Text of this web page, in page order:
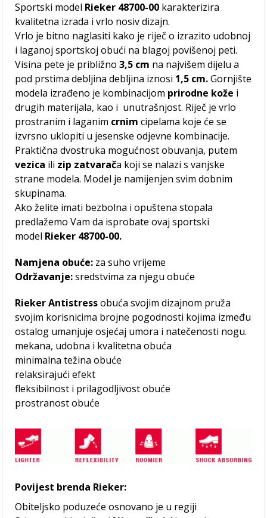
Sportski model Rieker 48700-00 karakterizira
kvalitetna izrada i vrlo nosiv dizajn.
Vrlo je bitno naglasiti kako je riječ o izrazito udobnoj
i laganoj sportskoj obući na blagoj povišenoj peti.
Visina pete je približno3,5 cm na najvišem dijelu a
pod prstima debljina debljina iznosi 1,5 cm.Gornjište
modela izrađeno je kombinacijom prirodne kože i
drugih materijala, kao i unutrašnjost. Riječ je vrlo
prostranim i laganim crnim cipelama koje će se
izvrsno uklopiti u jesenske odjevne kombinacije.
Praktična dvostruka mogućnost obuvanja, putem
vezica ili zip zatvarača koji se nalazi s vanjske
strane modela. Model je namijenjen svim dobnim
skupinama.
Ako želite imati bezbolna i opuštena stopala
predlažemo Vam da isprobate ovaj sportski
model Rieker 48700-00.
Namjena obuće: za suho vrijeme
Održavanje:sredstvima za njegu obuće
Rieker Antistressobuća svojim dizajnom pruža
svojim korisnicima brojne pogodnosti kojima između
ostalog umanjuje osjećaj umora i natečenosti nogu.
mekana, udobna i kvalitetna obuća
minimalna težina obuće
relaksirajući efekt
fleksibilnost i prilagodljivost obuće
prostranost obuće
Povijest brenda Rieker:
Obiteljsko poduzeće osnovano je u regiji